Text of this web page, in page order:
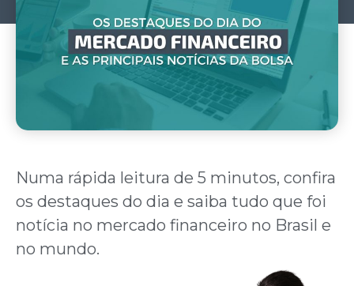
Numa rápida leitura de 5 minutos, confira
os destaques do dia e saiba tudo que foi
notícia no mercado financeiro no Brasil e
no mundo.